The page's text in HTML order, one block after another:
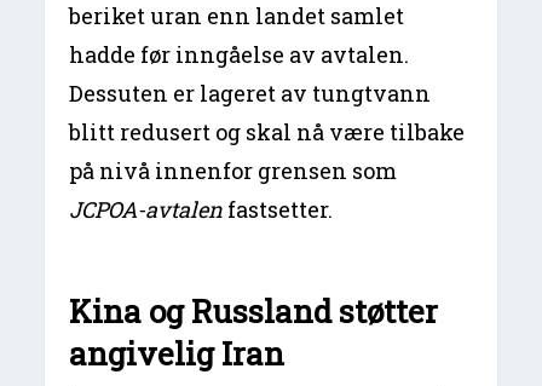
beriket uran enn landet samlet
hadde før inngåelse av avtalen.
Dessuten er lageret av tungtvann
blitt redusert og skal nå være tilbake
på nivå innenfor grensen som
JCPOA-avtalen fastsetter.
Kina og Russland støtter
angivelig Iran